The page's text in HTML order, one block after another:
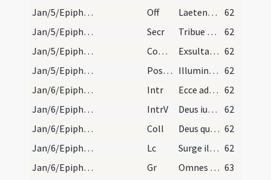
Jan/5/Epiphania (Vigilia)/M2/Mass Propers
Off Laetentur caeli et exsultet terra
62
Jan/5/Epiphania (Vigilia)/M2/Mass Propers
Secr Tribue quaesumus Domine ut eum praesentibus sacrificiis immolemus
62
Jan/5/Epiphania (Vigilia)/M2/Mass Propers
Comm Exsulta filia Sion 62
Jan/5/Epiphania (Vigilia)/M2/Mass Propers
Postcomm Illumina quaesumus Domine populum tuum 62
Jan/6/Epiphania/M2/Mass Propers
Intr Ecce advenit dominator Dominus 62
Jan/6/Epiphania/M2/Mass Propers
IntrV Deus iudicium tuum regi da
62
Jan/6/Epiphania/M2/Mass Propers
Coll Deus qui hodierna die Unigenitum tuum gentibus 62
Jan/6/Epiphania/M2/Mass Propers
Lc Surge illuminare Ierusalem 62
Jan/6/Epiphania/M2/Mass Propers
Gr Omnes de Saba venient 63